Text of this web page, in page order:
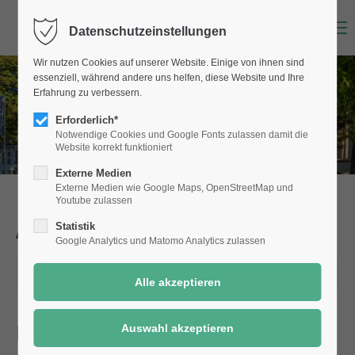
Aktuelle Meldungenaus Selm
Neue Ausgabe des
Datenschutzeinstellungen
Wir nutzen Cookies auf unserer Website. Einige von ihnen sind
essenziell, während andere uns helfen, diese Website und Ihre
Erfahrung zu verbessern.
Erforderlich*
Notwendige Cookies und Google Fonts zulassen damit die
Website korrekt funktioniert
Externe Medien
Externe Medien wie Google Maps, OpenStreetMap und
Youtube zulassen
Statistik
Google Analytics und Matomo Analytics zulassen